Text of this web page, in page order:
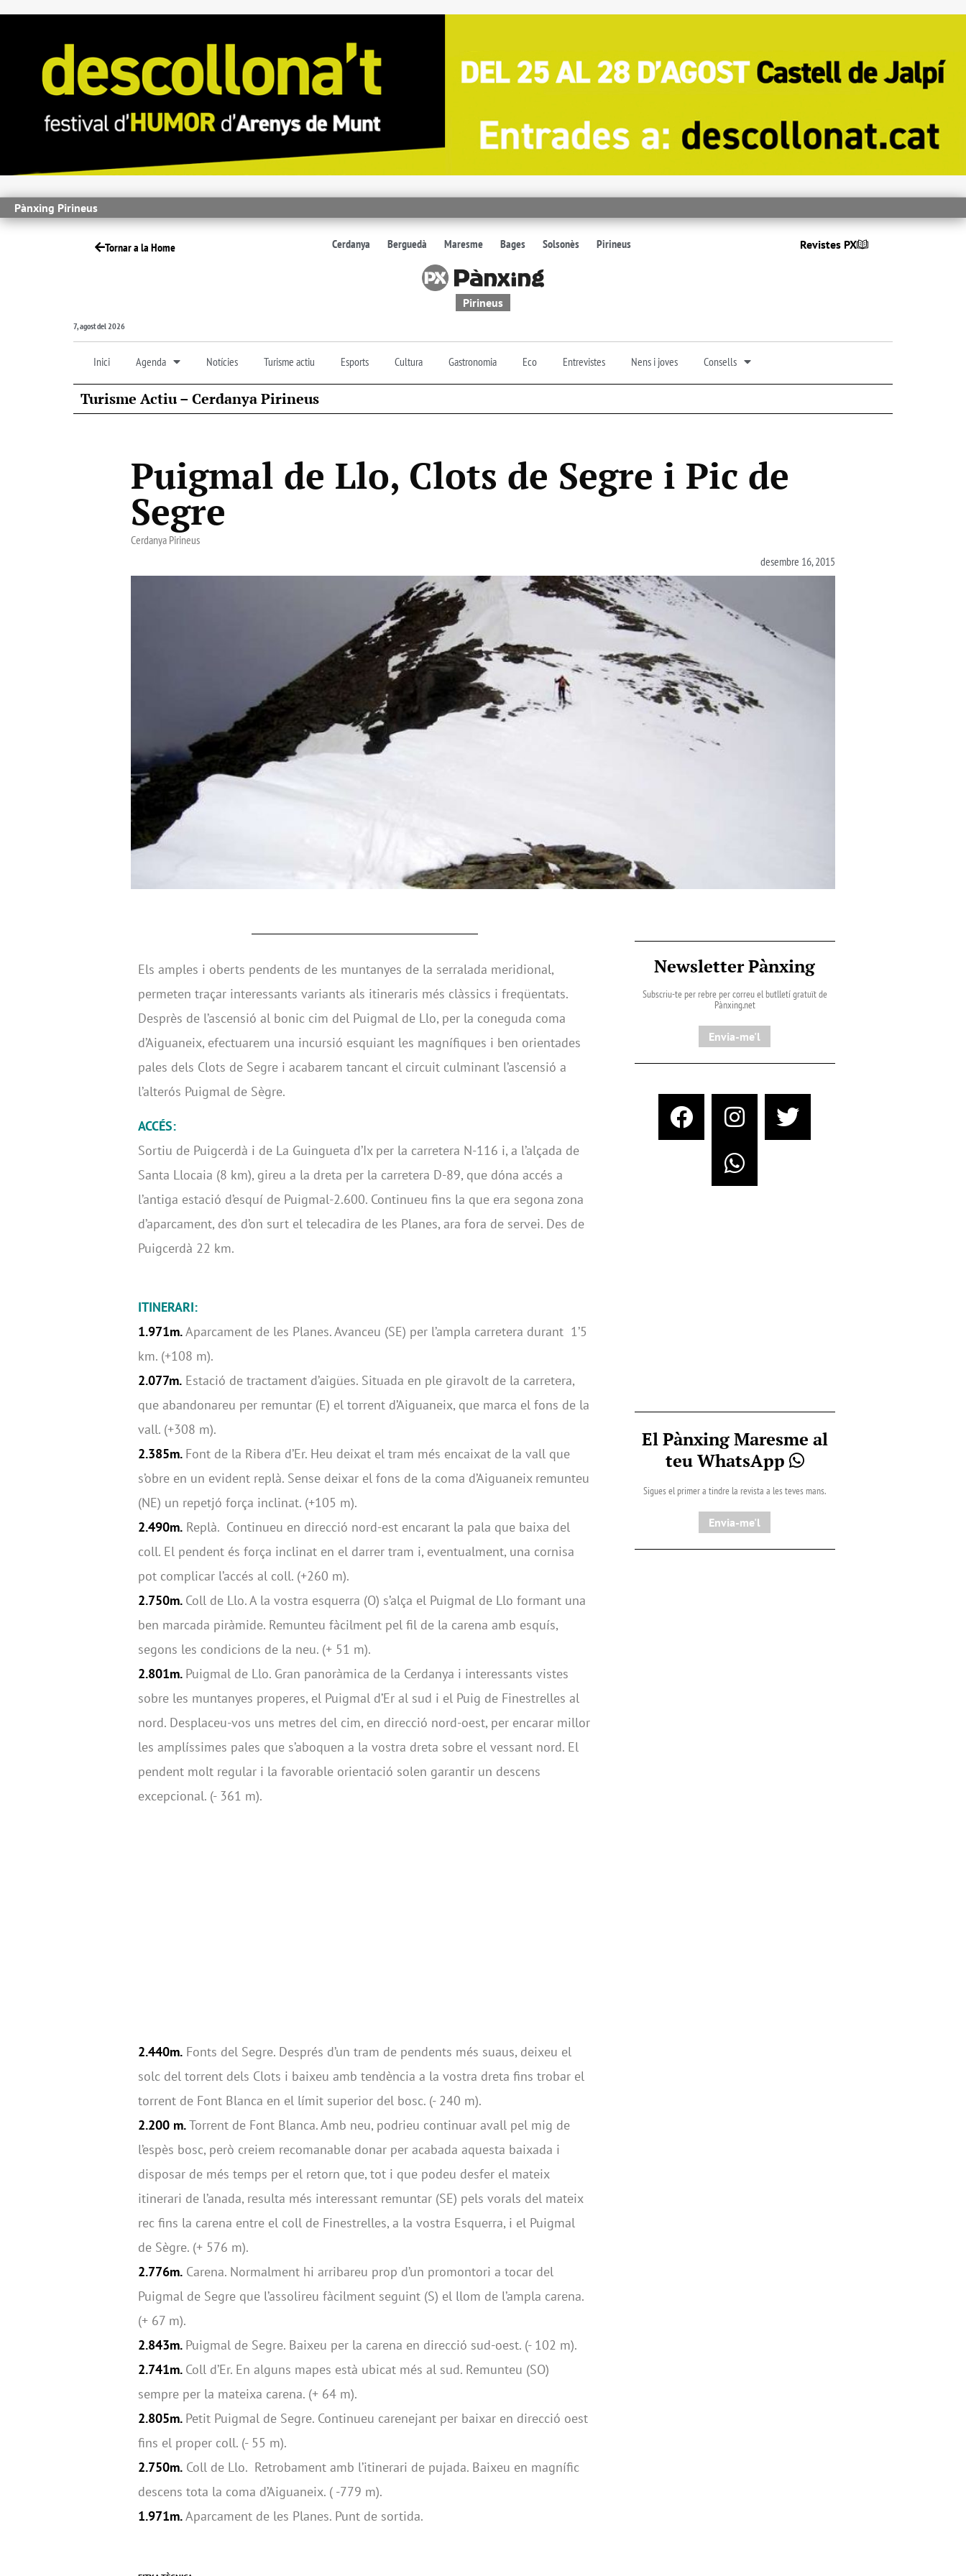
Pànxing Pirineus
Tornar a la Home Cerdanya Berguedà Maresme Bages Solsonès Pirineus Revistes PX
Pirineus
7, agost del 2026
Inici Agenda Notícies Turisme actiu Esports Cultura Gastronomia Eco Entrevistes Nens i joves Consells
Turisme Actiu – Cerdanya Pirineus
Puigmal de Llo, Clots de Segre i Pic de
Segre
Cerdanya Pirineus
desembre 16, 2015
Els amples i oberts pendents de les muntanyes de la serralada meridional,
permeten traçar interessants variants als itineraris més clàssics i freqüentats.
Desprès de l’ascensió al bonic cim del Puigmal de Llo, per la coneguda coma
d’Aiguaneix, efectuarem una incursió esquiant les magnífiques i ben orientades
pales dels Clots de Segre i acabarem tancant el circuit culminant l’ascensió a
l’alterós Puigmal de Sègre.
ACCÉS:
Sortiu de Puigcerdà i de La Guingueta d’Ix per la carretera N-116 i, a l’alçada de
Santa Llocaia (8 km), gireu a la dreta per la carretera D-89, que dóna accés a
l’antiga estació d’esquí de Puigmal-2.600. Continueu fins la que era segona zona
d’aparcament, des d’on surt el telecadira de les Planes, ara fora de servei. Des de
Puigcerdà 22 km.
ITINERARI:
1.971m.Aparcament de les Planes. Avanceu (SE) per l’ampla carretera durant 1’5
km. (+108 m).
2.077m. Estació de tractament d’aigües. Situada en ple giravolt de la carretera,
que abandonareu per remuntar (E) el torrent d’Aiguaneix, que marca el fons de la
vall. (+308 m).
2.385m. Font de la Ribera d’Er. Heu deixat el tram més encaixat de la vall que
s’obre en un evident replà. Sense deixar el fons de la coma d’Aiguaneix remunteu
(NE) un repetjó força inclinat. (+105 m).
2.490m. Replà. Continueu en direcció nord-est encarant la pala que baixa del
coll. El pendent és força inclinat en el darrer tram i, eventualment, una cornisa
pot complicar l’accés al coll. (+260 m).
2.750m. Coll de Llo. A la vostra esquerra (O) s’alça el Puigmal de Llo formant una
ben marcada piràmide. Remunteu fàcilment pel fil de la carena amb esquís,
segons les condicions de la neu. (+ 51 m).
2.801m. Puigmal de Llo. Gran panoràmica de la Cerdanya i interessants vistes
sobre les muntanyes properes, el Puigmal d’Er al sud i el Puig de Finestrelles al
nord. Desplaceu-vos uns metres del cim, en direcció nord-oest, per encarar millor
les amplíssimes pales que s’aboquen a la vostra dreta sobre el vessant nord. El
pendent molt regular i la favorable orientació solen garantir un descens
excepcional. (- 361 m).
2.440m. Fonts del Segre. Després d’un tram de pendents més suaus, deixeu el
solc del torrent dels Clots i baixeu amb tendència a la vostra dreta fins trobar el
torrent de Font Blanca en el límit superior del bosc. (- 240 m).
2.200 m.Torrent de Font Blanca. Amb neu, podrieu continuar avall pel mig de
l’espès bosc, però creiem recomanable donar per acabada aquesta baixada i
disposar de més temps per el retorn que, tot i que podeu desfer el mateix
itinerari de l’anada, resulta més interessant remuntar (SE) pels vorals del mateix
rec fins la carena entre el coll de Finestrelles, a la vostra Esquerra, i el Puigmal
de Sègre. (+ 576 m).
2.776m. Carena. Normalment hi arribareu prop d’un promontori a tocar del
Puigmal de Segre que l’assolireu fàcilment seguint (S) el llom de l’ampla carena.
(+ 67 m).
2.843m. Puigmal de Segre. Baixeu per la carena en direcció sud-oest. (- 102 m).
2.741m. Coll d’Er. En alguns mapes està ubicat més al sud. Remunteu (SO)
sempre per la mateixa carena. (+ 64 m).
2.805m. Petit Puigmal de Segre. Continueu carenejant per baixar en direcció oest
fins el proper coll. (- 55 m).
2.750m. Coll de Llo. Retrobament amb l’itinerari de pujada. Baixeu en magnífic
descens tota la coma d’Aiguaneix. ( -779 m).
1.971m.Aparcament de les Planes. Punt de sortida.
Newsletter Pànxing
Subscriu-te per rebre per correu el butlletí gratuït de
Pànxing.net​
Envia-me'l
El Pànxing Maresme al
teu WhatsApp
Sigues el primer a tindre la revista a les teves mans.
Envia-me'l